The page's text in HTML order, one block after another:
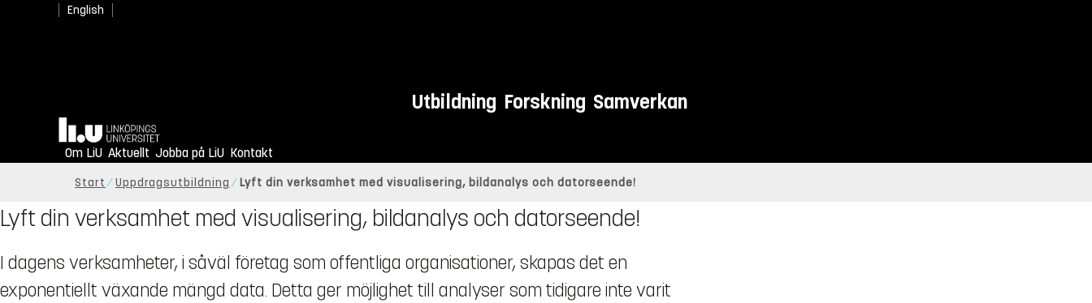
English
Utbildning Forskning Samverkan
Hem
Om LiU Aktuellt Jobba på LiU Kontakt
Start Uppdragsutbildning Lyft din verksamhet med visualisering, bildanalys och datorseende!
Lyft din verksamhet med visualisering, bildanalys och datorseende!
I dagens verksamheter, i såväl företag som offentliga organisationer, skapas det en
exponentiellt växande mängd data. Detta ger möjlighet till analyser som tidigare inte varit